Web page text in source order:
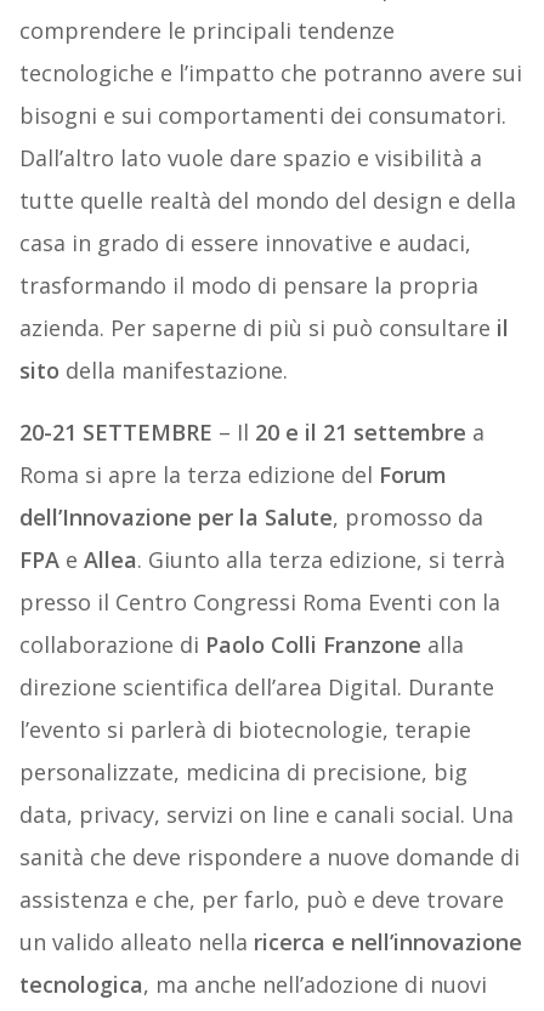
comprendere le principali tendenze
tecnologiche e l’impatto che potranno avere sui
bisogni e sui comportamenti dei consumatori.
Dall’altro lato vuole dare spazio e visibilità a
tutte quelle realtà del mondo del design e della
casa in grado di essere innovative e audaci,
trasformando il modo di pensare la propria
azienda. Per saperne di più si può consultare il
sito della manifestazione.
20-21 SETTEMBRE – Il 20 e il 21 settembre a
Roma si apre la terza edizione del Forum
dell’Innovazione per la Salute, promosso da
FPAe Allea. Giunto alla terza edizione, si terrà
presso il Centro Congressi Roma Eventi con la
collaborazione di Paolo Colli Franzone alla
direzione scientifica dell’area Digital. Durante
l’evento si parlerà di biotecnologie, terapie
personalizzate, medicina di precisione, big
data, privacy, servizi on line e canali social. Una
sanità che deve rispondere a nuove domande di
assistenza e che, per farlo, può e deve trovare
un valido alleato nella ricerca e nell’innovazione
tecnologica, ma anche nell’adozione di nuovi